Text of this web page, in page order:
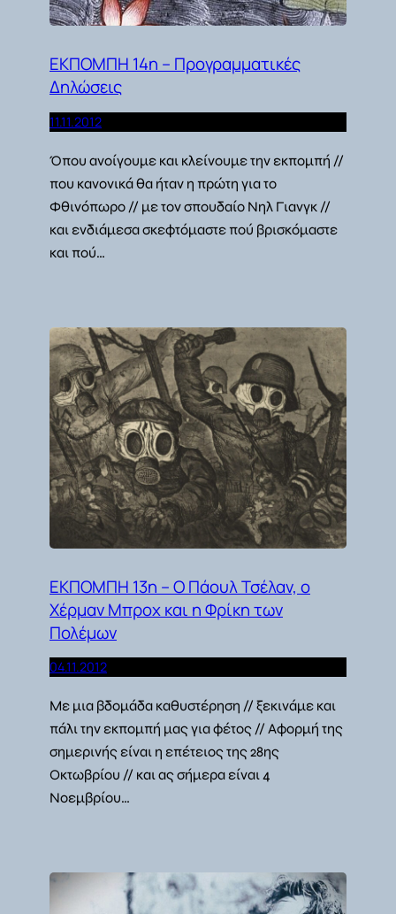
ΕΚΠΟΜΠΗ 14η – Προγραμματικές
Δηλώσεις
11.11.2012
Όπου ανοίγουμε και κλείνουμε την εκπομπή //
που κανονικά θα ήταν η πρώτη για το
Φθινόπωρο // με τον σπουδαίο Νηλ Γιανγκ //
και ενδιάμεσα σκεφτόμαστε πού βρισκόμαστε
και πού…
ΕΚΠΟΜΠΗ 13η – Ο Πάουλ Τσέλαν, ο
Χέρμαν Μπροχ και η Φρίκη των
Πολέμων
04.11.2012
Με μια βδομάδα καθυστέρηση // ξεκινάμε και
πάλι την εκπομπή μας για φέτος // Αφορμή της
σημερινής είναι η επέτειος της 28ης
Οκτωβρίου // και ας σήμερα είναι 4
Νοεμβρίου…